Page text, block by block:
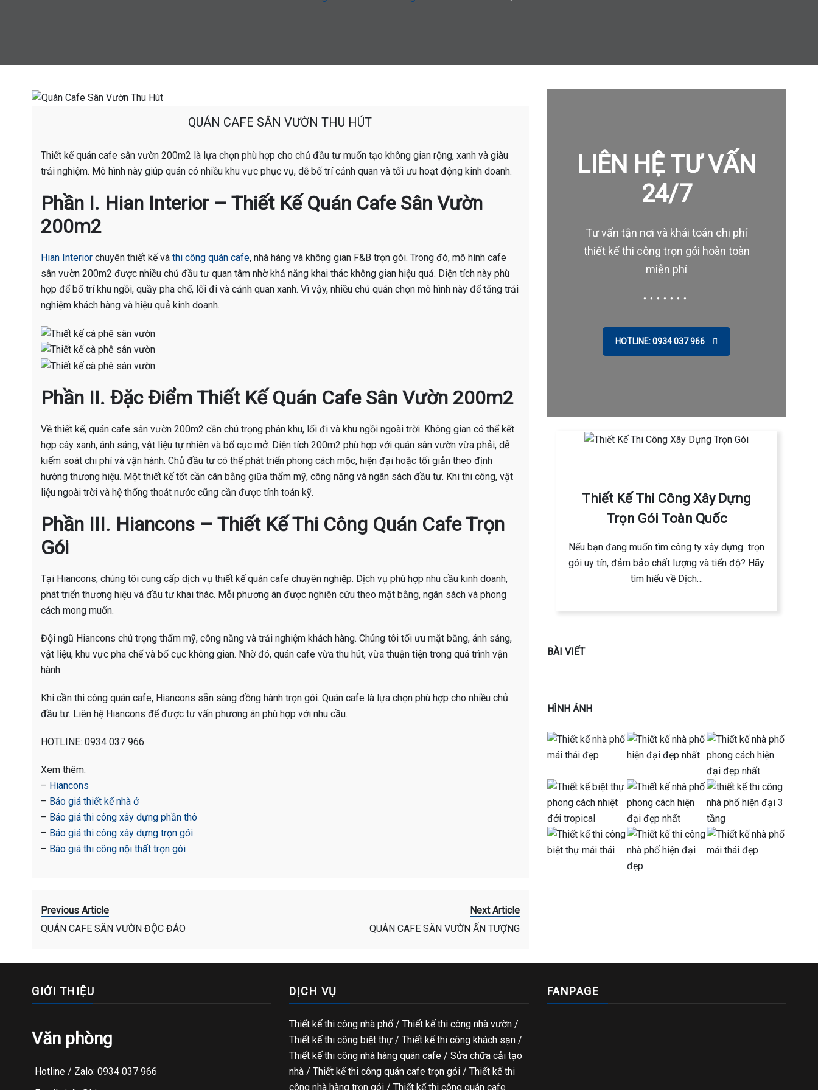
QUÁN CAFE SÂN VƯỜN THU HÚT
Thiết kế quán cafe sân vườn 200m2 là lựa chọn phù hợp cho chủ đầu tư muốn tạo không gian rộng, xanh và giàu
trải nghiệm. Mô hình này giúp quán có nhiều khu vực phục vụ, dễ bố trí cảnh quan và tối ưu hoạt động kinh doanh.
Phần I. Hian Interior – Thiết Kế Quán Cafe Sân Vườn
200m2
Hian Interior chuyên thiết kế và thi công quán cafe, nhà hàng và không gian F&B trọn gói. Trong đó, mô hình cafe
sân vườn 200m2 được nhiều chủ đầu tư quan tâm nhờ khả năng khai thác không gian hiệu quả. Diện tích này phù
hợp để bố trí khu ngồi, quầy pha chế, lối đi và cảnh quan xanh. Vì vậy, nhiều chủ quán chọn mô hình này để tăng trải
nghiệm khách hàng và hiệu quả kinh doanh.
Phần II. Đặc Điểm Thiết Kế Quán Cafe Sân Vườn 200m2
Về thiết kế, quán cafe sân vườn 200m2 cần chú trọng phân khu, lối đi và khu ngồi ngoài trời. Không gian có thể kết
hợp cây xanh, ánh sáng, vật liệu tự nhiên và bố cục mở. Diện tích 200m2 phù hợp với quán sân vườn vừa phải, dễ
kiểm soát chi phí và vận hành. Chủ đầu tư có thể phát triển phong cách mộc, hiện đại hoặc tối giản theo định
hướng thương hiệu. Một thiết kế tốt cần cân bằng giữa thẩm mỹ, công năng và ngân sách đầu tư. Khi thi công, vật
liệu ngoài trời và hệ thống thoát nước cũng cần được tính toán kỹ.
Phần III. Hiancons – Thiết Kế Thi Công Quán Cafe Trọn
Gói
Tại Hiancons, chúng tôi cung cấp dịch vụ thiết kế quán cafe chuyên nghiệp. Dịch vụ phù hợp nhu cầu kinh doanh,
phát triển thương hiệu và đầu tư khai thác. Mỗi phương án được nghiên cứu theo mặt bằng, ngân sách và phong
cách mong muốn.
Đội ngũ Hiancons chú trọng thẩm mỹ, công năng và trải nghiệm khách hàng. Chúng tôi tối ưu mặt bằng, ánh sáng,
vật liệu, khu vực pha chế và bố cục không gian. Nhờ đó, quán cafe vừa thu hút, vừa thuận tiện trong quá trình vận
hành.
Khi cần thi công quán cafe, Hiancons sẵn sàng đồng hành trọn gói. Quán cafe là lựa chọn phù hợp cho nhiều chủ
đầu tư. Liên hệ Hiancons để được tư vấn phương án phù hợp với nhu cầu.
HOTLINE: 0934 037 966
Xem thêm:
– Hiancons
– Báo giá thiết kế nhà ở
– Báo giá thi công xây dựng phần thô
– Báo giá thi công xây dựng trọn gói
– Báo giá thi công nội thất trọn gói
Previous Article
QUÁN CAFE SÂN VƯỜN ĐỘC ĐÁO
Next Article
QUÁN CAFE SÂN VƯỜN ẤN TƯỢNG
LIÊN HỆ TƯ VẤN
24/7
Tư vấn tận nơi và khái toán chi phí
thiết kế thi công trọn gói hoàn toàn
miễn phí
HOTLINE: 0934 037 966
Thiết Kế Thi Công Xây Dựng
Trọn Gói Toàn Quốc
Nếu bạn đang muốn tìm công ty xây dựng trọn
gói uy tín, đảm bảo chất lượng và tiến độ? Hãy
tìm hiểu về Dịch…
BÀI VIẾT
HÌNH ẢNH
GIỚI THIỆU
Văn phòng
Hotline / Zalo: 0934 037 966
DỊCH VỤ
Thiết kế thi công nhà phố /Thiết kế thi công nhà vườn /
Thiết kế thi công biệt thự /Thiết kế thi công khách sạn /
Thiết kế thi công nhà hàng quán cafe /Sửa chữa cải tạo
nhà /Thiết kế thi công quán cafe trọn gói /Thiết kế thi
công nhà hàng trọn gói /Thiết kế thi công quán cafe
FANPAGE